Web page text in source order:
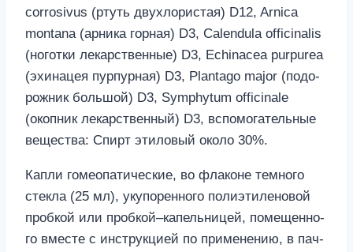
corrosivus (ртуть двух­ло­ри­стая) D12, Arnica
montana (ар­ни­ка гор­ная) D3, Calendula officinalis
(но­гот­ки ле­кар­ствен­ные) D3, Echinacea purpurea
(эхи­на­цея пур­пур­ная) D3, Plantago major (по­до­
рож­ник боль­шой) D3, Symphytum officinale
(окоп­ник ле­кар­ствен­ный) D3, вс­по­мо­га­тель­ные
ве­ще­ства: Спирт эти­ло­вый око­ло 30%.
Ка­пли го­мео­па­ти­че­ские, во фла­ко­не тем­но­го
стек­ла (25 мл), уку­по­рен­но­го по­ли­эти­ле­но­вой
проб­кой или проб­кой–­ка­пель­ни­цей, по­ме­щен­но­
го вме­сте с ин­струк­ци­ей по при­ме­не­нию, в пач­